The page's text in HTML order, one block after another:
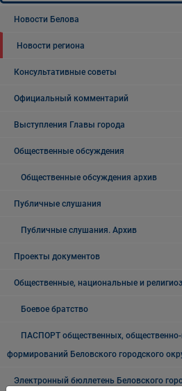
Новости Белова
Новости региона
Консультативные советы
Официальный комментарий
Выступления Главы города
Общественные обсуждения
Общественные обсуждения архив
Публичные слушания
Публичные слушания. Архив
Проекты документов
Общественные, национальные и
Боевое братство
ПАСПОРТ общественных, общественно-
формирований Беловского городского
Электронный бюллетень Беловского